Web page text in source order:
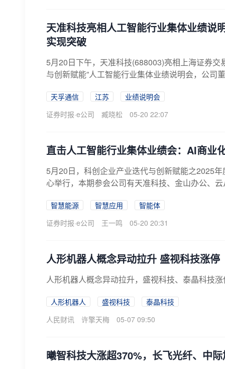
天准科技亮相人工智能行业集体业绩说
实现突破
5月20日下午，天准科技(688003)亮相上海证券
与创新赋能”人工智能行业集体业绩说明会，公司
天孚通信 江苏
业绩说明会
证券时报·e公司
臧晓松 05-20 22:07
直击人工智能行业集体业绩会：AI商业
5月20日，科创企业产业迭代与创新赋能之2025
心举行，本期参会公司有天准科技、金山办公、
智慧能源 智慧应用
智能体
证券时报·e公司
王一鸣 05-20 20:31
人形机器人概念异动拉升 盛视科技涨停
人形机器人概念异动拉升，盛视科技、泰晶科技
人形机器人 盛视科技
泰晶科技
人民财讯
许擎天梅 05-07 09:50
曦智科技大涨超370%，长飞光纤、中